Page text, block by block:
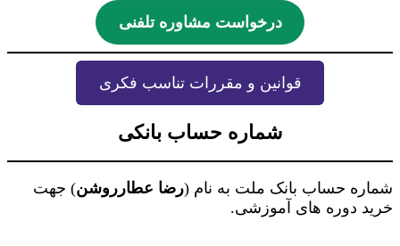
درخواست مشاوره تلفنی
قوانین و مقررات تناسب فکری
شماره حساب بانکی
شماره حساب بانک ملت به نام (رضا عطارروشن) جهت
خرید دوره های آموزشی.